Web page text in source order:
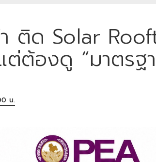
ำ ติด Solar
ต่ต้องดู “มาตรฐ
น.